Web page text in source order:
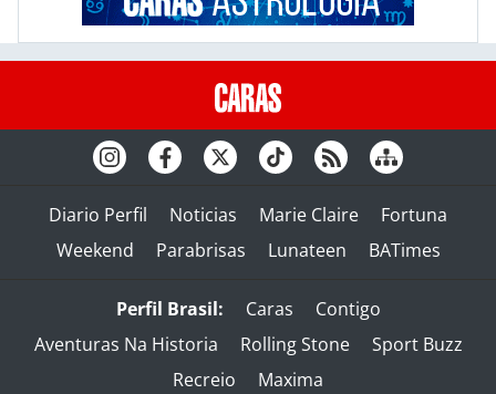
Diario Perfil Noticias Marie Claire
Fortuna
Weekend
Parabrisas Lunateen BATimes
Perfil Brasil: Caras
Contigo
Aventuras Na Historia
Rolling Stone
Sport Buzz
Recreio
Maxima